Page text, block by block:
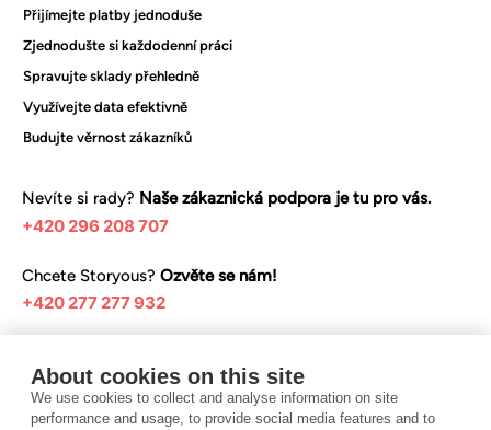
Nevíte si rady? Naše zákaznická podpora je tu pro vás.
+420 296 208 707
Chcete Storyous? Ozvěte se nám!
+420 277 277 932
Centrum nápovědy
Přijímejte platby jednoduše
Zjednodušte si každodenní práci
Spravujte sklady přehledně
Využívejte data efektivně
Budujte věrnost zákazníků
About cookies on this site
We use cookies to collect and analyse information on site
performance and usage, to provide social media features and to